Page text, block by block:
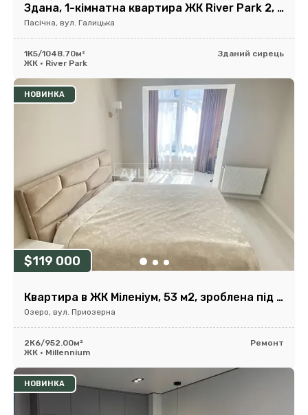
Здана, 1-кімнатна квартира ЖК River Park 2, 48,7м2
Пасічна, вул. Галицька
1К5/1048.70м²
Зданий сирець
ЖК • River Park
НОВИНКА
$119 000
Квартира в ЖК Міленіум, 53 м2, зроблена під 2 кімнатну
Озеро, вул. Приозерна
2К6/952.00м²
Ремонт
ЖК • Millennium
НОВИНКА